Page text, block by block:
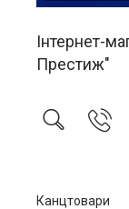
Інтернет-
Престиж"
Канцтовари